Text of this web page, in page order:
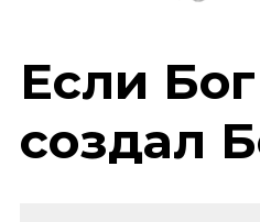
Если
создал